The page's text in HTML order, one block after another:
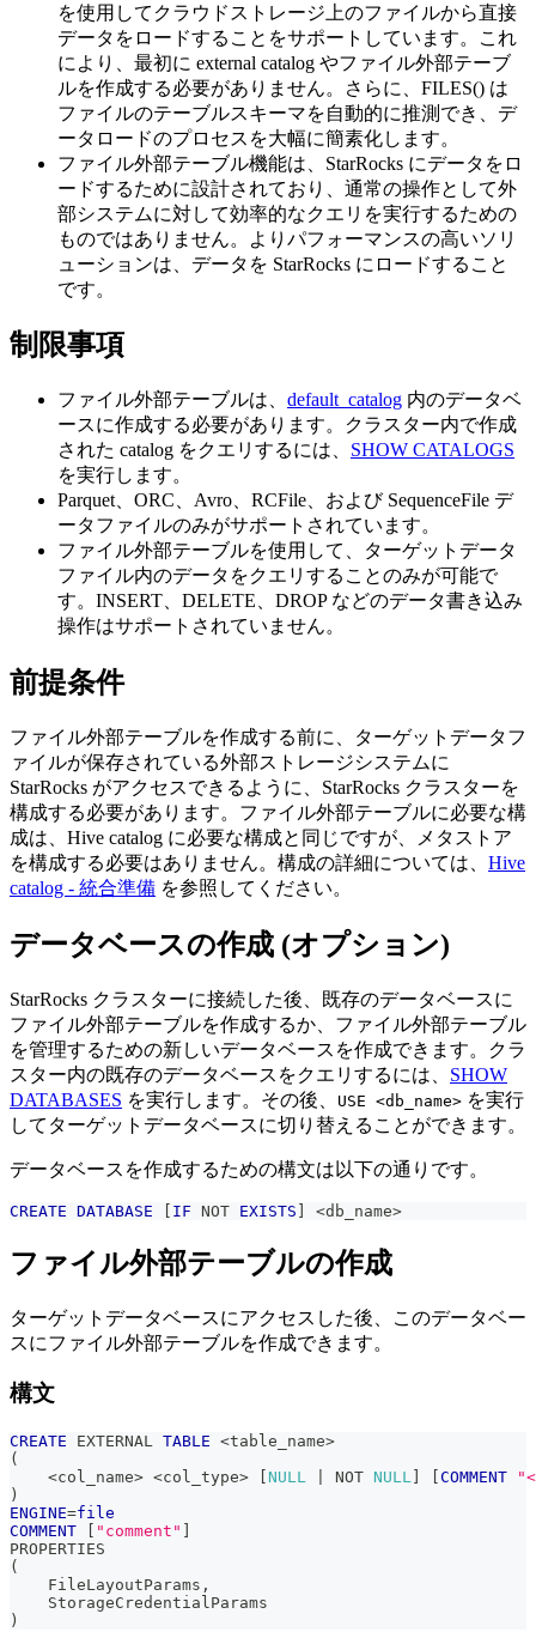
を使用してクラウドストレージ上のファイルから直接
データをロードすることをサポートしています。これ
により、最初に external catalog やファイル外部テーブ
ルを作成する必要がありません。さらに、FILES() は
ファイルのテーブルスキーマを自動的に推測でき、デ
ータロードのプロセスを大幅に簡素化します。
ファイル外部テーブル機能は、StarRocks にデータをロ
ードするために設計されており、通常の操作として外
部システムに対して効率的なクエリを実行するための
ものではありません。よりパフォーマンスの高いソリ
ューションは、データを StarRocks にロードすること
です。
制限事項
ファイル外部テーブルは、 default_catalog 内のデータベ
ースに作成する必要があります。クラスター内で作成
された catalog をクエリするには、 SHOW CATALOGS
を実行します。
Parquet、ORC、Avro、RCFile、および SequenceFile デ
ータファイルのみがサポートされています。
ファイル外部テーブルを使用して、ターゲットデータ
ファイル内のデータをクエリすることのみが可能で
す。INSERT、DELETE、DROP などのデータ書き込み
操作はサポートされていません。
前提条件
ファイル外部テーブルを作成する前に、ターゲットデータフ
ァイルが保存されている外部ストレージシステムに
StarRocks がアクセスできるように、StarRocks クラスターを
構成する必要があります。ファイル外部テーブルに必要な構
成は、Hive catalog に必要な構成と同じですが、メタストア
を構成する必要はありません。構成の詳細については、 Hive
catalog - 統合準備 を参照してください。
データベースの作成 (オプション)
StarRocks クラスターに接続した後、既存のデータベースに
ファイル外部テーブルを作成するか、ファイル外部テーブル
を管理するための新しいデータベースを作成できます。クラ
スター内の既存のデータベースをクエリするには、 SHOW
DATABASES を実行します。その後、 USE <db_name> を実行
してターゲットデータベースに切り替えることができます。
データベースを作成するための構文は以下の通りです。
CREATE DATABASE IF NOT EXISTS <db_name>
ファイル外部テーブルの作成
ターゲットデータベースにアクセスした後、このデータベー
スにファイル外部テーブルを作成できます。
構文
CREATE EXTERNAL TABLE <table_name>
(
<col_name> <col_type> NULL NOT NULL COMMENT
)
ENGINE=file
COMMENT
"comment"
PROPERTIES
(
    FileLayoutParams
,
    StorageCredentialParams
)